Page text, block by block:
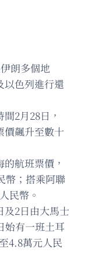
朗多個地
以色列進行還
2月28日，
價飆升至數十
航班票價，
幣；搭乘阿聯
民幣。
及2日由大馬士
始有一班土耳
4.8萬元人民